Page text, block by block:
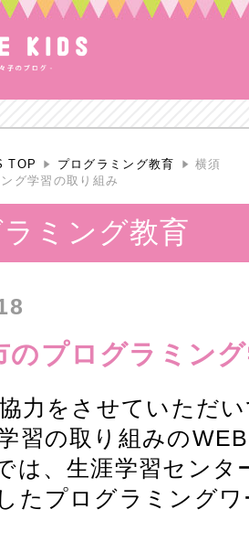
TOP プログラミング教育
横須
グ学習の取り組み
ミング教育
のプログラミン
力をさせていただ
習の取り組みの
は、生涯学習セン
たプログラミング